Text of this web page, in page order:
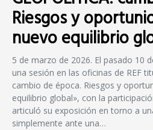
Riesgos y
nuevo equilibrio
5 de marzo de 2026. El pasado 10
una sesión en las oficinas de REF
cambio de época. Riesgos y
equilibrio global», con la
articuló su exposición en torno a
simplemente ante una…